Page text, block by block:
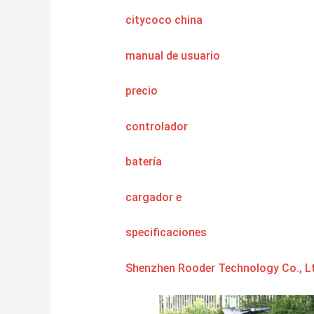
citycoco china
manual de usuario
precio
controlador
batería
cargador e
specificaciones
Shenzhen Rooder Technology Co.,